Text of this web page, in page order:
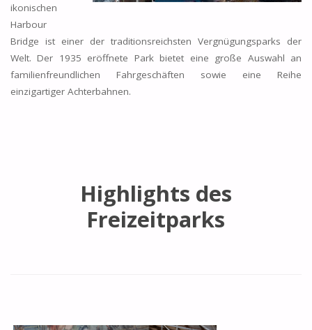
ikonischen
Harbour
Bridge ist einer der traditionsreichsten Vergnügungsparks der
Welt. Der 1935 eröffnete Park bietet eine große Auswahl an
familienfreundlichen Fahrgeschäften sowie eine Reihe
einzigartiger Achterbahnen.
Highlights des
Freizeitparks